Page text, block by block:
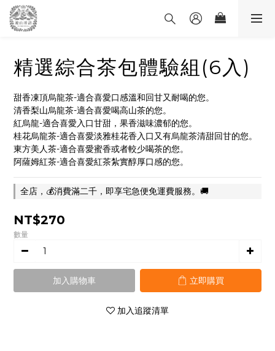
精選綜合茶包體驗組(6入)
甜香凍頂烏龍茶-適合喜愛口感溫和回甘又耐喝的您。
清香梨山烏龍茶-適合喜愛喝高山茶的您。
紅烏龍-適合喜愛入口甘甜，果香滋味濃郁的您。
桂花烏龍茶-適合喜愛淡雅桂花香入口又有烏龍茶清甜回甘的您。
東方美人茶-適合喜愛蜜香或者較少喝茶的您。
阿薩姆紅茶-適合喜愛紅茶紮實醇厚口感的您。
全店，💰消費滿二千，即享宅急便免運費服務。🚚
NT$270
數量
加入購物車 立即購買
加入追蹤清單